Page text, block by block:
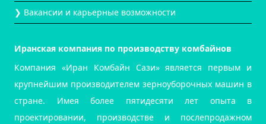
❯ Вакансии и карьерные возможности
Иранская компания по производству комбайнов
Компания «Иран Комбайн Сази» является первым и
крупнейшим производителем зерноуборочных машин в
стране. Имея более пятидесяти лет опыта в
проектировании, производстве и послепродажном